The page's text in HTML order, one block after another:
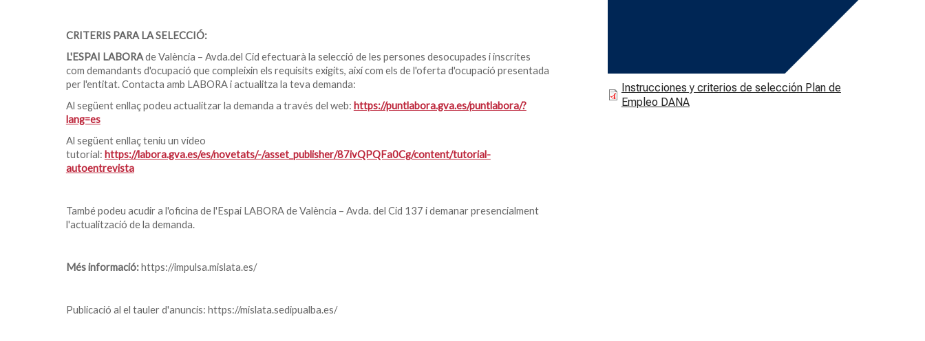
CRITERIS PARA LA SELECCIÓ:
L'ESPAI LABORAde València – Avda.del Cid efectuarà la selecció de les persones desocupades i inscrites
com demandants d'ocupació que compleixin els requisits exigits, així com els de l'oferta d'ocupació presentada
per l'entitat. Contacta amb LABORA i actualitza la teva demanda:
Al següent enllaç podeu actualitzar la demanda a través del web: https://puntlabora.gva.es/puntlabora/?
lang=es
Al següent enllaç teniu un vídeo
tutorial: https://labora.gva.es/es/novetats/-/asset_publisher/87ivQPQFa0Cg/content/tutorial-
autoentrevista
També podeu acudir a l'oficina de l'Espai LABORA de València – Avda. del Cid 137 i demanar presencialment
l'actualització de la demanda.
Més informació:https://impulsa.mislata.es/
Publicació al el tauler d'anuncis: https://mislata.sedipualba.es/
Instrucciones y criterios de selección Plan de
Empleo DANA